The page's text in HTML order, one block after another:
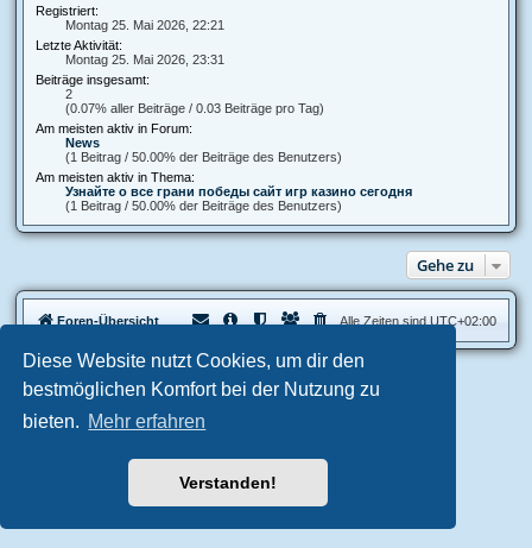
Diese Website nutzt Cookies, um dir den
bestmöglichen Komfort bei der Nutzung zu
bieten. Mehr erfahren
Verstanden!
Registriert:
Montag 25. Mai 2026, 22:21
Letzte Aktivität:
Montag 25. Mai 2026, 23:31
Beiträge insgesamt:
2
(0.07% aller Beiträge / 0.03 Beiträge pro Tag)
Am meisten aktiv in Forum:
News
(1 Beitrag / 50.00% der Beiträge des Benutzers)
Am meisten aktiv in Thema:
Узнайте о все грани победы сайт игр казино сегодня
(1 Beitrag / 50.00% der Beiträge des Benutzers)
Gehe zu
Foren-Übersicht Alle Zeiten sind UTC+02:00
Aero style developed for phpBB
Deutsche Übersetzung durch